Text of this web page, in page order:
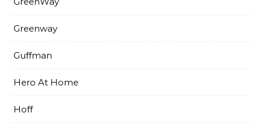
Greenway
Guffman
Hero At Home
Hoff